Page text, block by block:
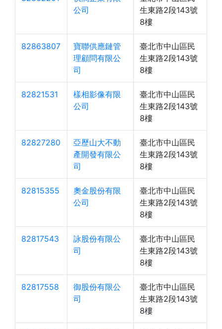
公司
生東路2段143號
8樓
82863807
寶聯供應鏈管
理顧問有限公
司
臺北市中山區民
生東路2段143號
8樓
82821531
樣相影像有限
公司
臺北市中山區民
生東路2段143號
8樓
82827280
亞歷山大不動
產開發有限公
司
臺北市中山區民
生東路2段143號
8樓
82815355
奧金股份有限
公司
臺北市中山區民
生東路2段143號
8樓
82817543
詠股份有限公
司
臺北市中山區民
生東路2段143號
8樓
82817558
御股份有限公
司
臺北市中山區民
生東路2段143號
8樓